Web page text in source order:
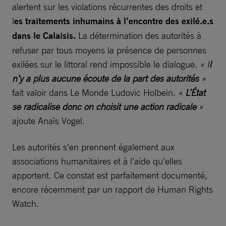
alertent sur les violations récurrentes des droits et
les traitements inhumains à l’encontre des exilé.e.s
dans le Calaisis. La détermination des autorités à
refuser par tous moyens la présence de personnes
exilées sur le littoral rend impossible le dialogue. « Il
n’y a plus aucune écoute de la part des autorités »
fait valoir dans Le Monde Ludovic Holbein. « L’État
se radicalise donc on choisit une action radicale »
ajoute Anaïs Vogel.
Les autorités s’en prennent également aux
associations humanitaires et à l’aide qu’elles
apportent. Ce constat est parfaitement documenté,
encore récemment par un rapport de Human Rights
Watch.